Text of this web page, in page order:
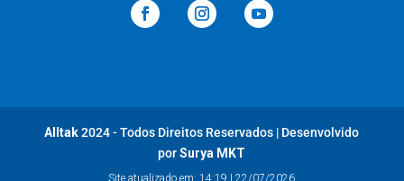
Alltak2024 - Todos Direitos Reservados | Desenvolvido
porSurya MKT
Site atualizado em: 14:19 | 22/07/2026